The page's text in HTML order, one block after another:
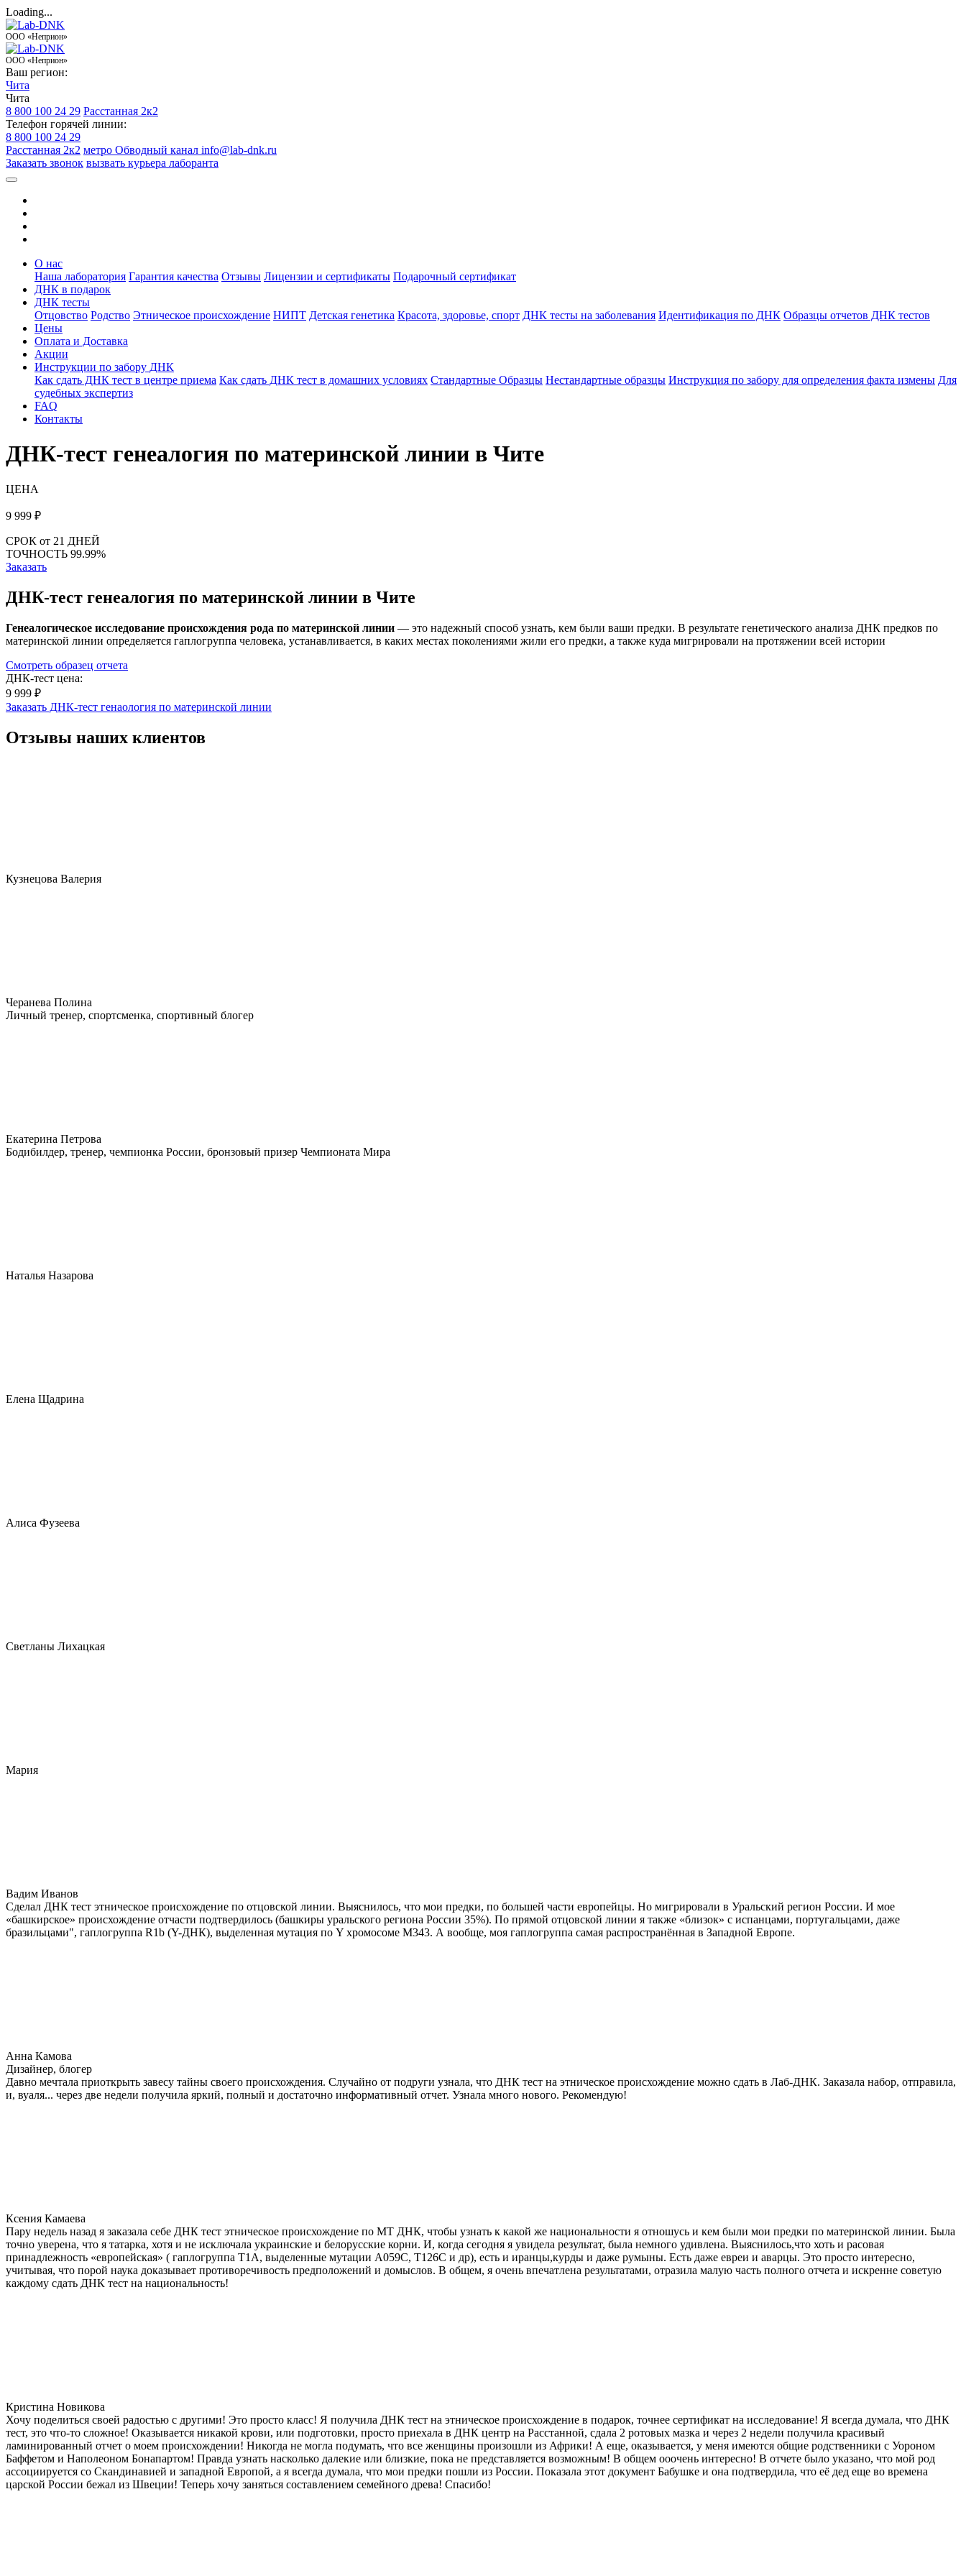
Loading...
ООО «Неприон»
ООО «Неприон»
Ваш регион:
Чита
Чита
8 800 100 24 29 Расстанная 2к2
Телефон горячей линии:
8 800 100 24 29
Расстанная 2к2 метро Обводный канал info@lab-dnk.ru
Заказать звонок вызвать курьера лаборанта
О нас
Наша лаборатория Гарантия качества Отзывы Лицензии и сертификаты Подарочный сертификат
ДНК в подарок
ДНК тесты
Отцовство Родство Этническое происхождение НИПТ Детская генетика Красота, здоровье, спорт ДНК тесты на заболевания Идентификация по ДНК Образцы отчетов ДНК тестов
Цены
Оплата и Доставка
Акции
Инструкции по забору ДНК
Как сдать ДНК тест в центре приема Как сдать ДНК тест в домашних условиях Стандартные Образцы Нестандартные образцы Инструкция по забору для определения факта измены Для
судебных экспертиз
FAQ
Контакты
ДНК-тест генеалогия по материнской линии в Чите
ЦЕНА
9 999 ₽
СРОК от 21 ДНЕЙ
ТОЧНОСТЬ 99.99%
Заказать
ДНК-тест генеалогия по материнской линии в Чите
Генеалогическое исследование происхождения рода по материнской линии — это надежный способ узнать, кем были ваши предки. В результате генетического анализа ДНК предков по
материнской линии определяется гаплогруппа человека, устанавливается, в каких местах поколениями жили его предки, а также куда мигрировали на протяжении всей истории
Смотреть образец отчета
ДНК-тест цена:
9 999 ₽
Заказать ДНК-тест генаология по материнской линии
Отзывы наших клиентов
Кузнецова Валерия
Черанева Полина
Личный тренер, спортсменка, спортивный блогер
Екатерина Петрова
Бодибилдер, тренер, чемпионка России, бронзовый призер Чемпионата Мира
Наталья Назарова
Елена Щадрина
Алиса Фузеева
Светланы Лихацкая
Мария
Вадим Иванов
Сделал ДНК тест этническое происхождение по отцовской линии. Выяснилось, что мои предки, по большей части европейцы. Но мигрировали в Уральский регион России. И мое
«башкирское» происхождение отчасти подтвердилось (башкиры уральского региона России 35%). По прямой отцовской линии я также «близок» с испанцами, португальцами, даже
бразильцами", гаплогруппа R1b (Y-ДНК), выделенная мутация по Y хромосоме М343. А вообще, моя гаплогруппа самая распространённая в Западной Европе.
Анна Камова
Дизайнер, блогер
Давно мечтала приоткрыть завесу тайны своего происхождения. Случайно от подруги узнала, что ДНК тест на этническое происхождение можно сдать в Лаб-ДНК. Заказала набор, отправила,
и, вуаля... через две недели получила яркий, полный и достаточно информативный отчет. Узнала много нового. Рекомендую!
Ксения Камаева
Пару недель назад я заказала себе ДНК тест этническое происхождение по МТ ДНК, чтобы узнать к какой же национальности я отношусь и кем были мои предки по материнской линии. Была
точно уверена, что я татарка, хотя и не исключала украинские и белорусские корни. И, когда сегодня я увидела результат, была немного удивлена. Выяснилось,что хоть и расовая
принадлежность «европейская» ( гаплогруппа T1A, выделенные мутации A059C, T126C и др), есть и иранцы,курды и даже румыны. Есть даже евреи и аварцы. Это просто интересно,
учитывая, что порой наука доказывает противоречивость предположений и домыслов. В общем, я очень впечатлена результатами, отразила малую часть полного отчета и искренне советую
каждому сдать ДНК тест на национальность!
Кристина Новикова
Хочу поделиться своей радостью с другими! Это просто класс! Я получила ДНК тест на этническое происхождение в подарок, точнее сертификат на исследование! Я всегда думала, что ДНК
тест, это что-то сложное! Оказывается никакой крови, или подготовки, просто приехала в ДНК центр на Расстанной, сдала 2 ротовых мазка и через 2 недели получила красивый
ламинированный отчет о моем происхождении! Никогда не могла подумать, что все женщины произошли из Африки! А еще, оказывается, у меня имеются общие родственники с Уороном
Баффетом и Наполеоном Бонапартом! Правда узнать насколько далекие или близкие, пока не представляется возможным! В общем ооочень интересно! В отчете было указано, что мой род
ассоциируется со Скандинавией и западной Европой, а я всегда думала, что мои предки пошли из России. Показала этот документ Бабушке и она подтвердила, что её дед еще во времена
царской России бежал из Швеции! Теперь хочу заняться составлением семейного древа! Спасибо!